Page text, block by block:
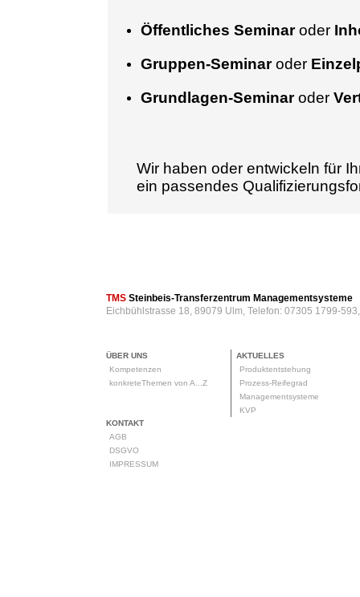
Öffentliches Seminaroder
Gruppen-Seminaroder
Grundlagen-Seminaroder
Wir haben oder entwickeln für
ein passendes
TMS Steinbeis-Transferzentrum Managementsysteme
Eichbühlstrasse 18, 89079 Ulm, Telefon: 07305 1799-
ÜBER UNS
Kompetenzen
konkreteThemen von A...Z
AKTUELLES
Produktentstehung
Prozess-Reifegrad
Managementsysteme
KVP
KONTAKT
AGB
DSGVO
IMPRESSUM